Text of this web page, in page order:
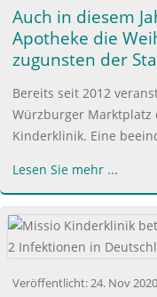
Auch in diesem
Apotheke die
zugunsten der
Bereits seit 2012
Würzburger Marktplatz
Kinderklinik. Eine
Lesen Sie mehr ...
Veröffentlicht:24. Nov 2020